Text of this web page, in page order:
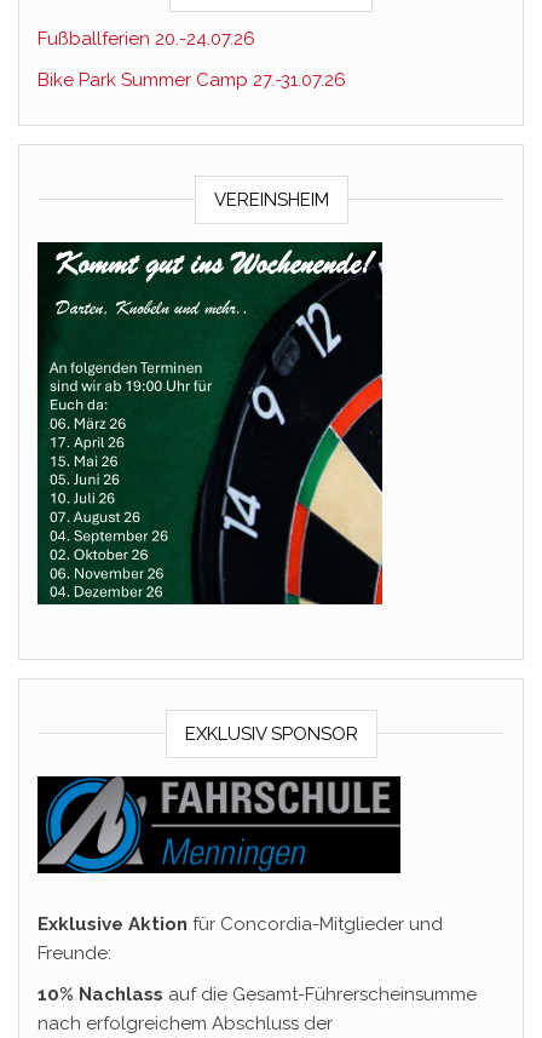
Fußballferien 20.-24.07.26
Bike Park Summer Camp 27.-31.07.26
VEREINSHEIM
EXKLUSIV SPONSOR
Exklusive Aktion für Concordia-Mitglieder und
Freunde:
10% Nachlass auf die Gesamt-Führerscheinsumme
nach erfolgreichem Abschluss der